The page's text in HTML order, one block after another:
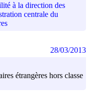
à la direction des
centrale du
étrangères hors classe
28/03/2013